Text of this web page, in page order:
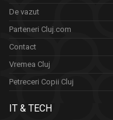
De vazut
Parteneri Cluj.com
Contact
Vremea Cluj
Petreceri Copii Cluj
IT & TECH